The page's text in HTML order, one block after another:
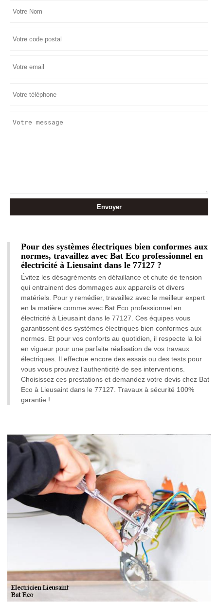
Pour des systèmes électriques bien conformes aux
normes, travaillez avec Bat Eco professionnel en
électricité à Lieusaint dans le 77127 ?
Évitez les désagréments en défaillance et chute de tension
qui entrainent des dommages aux appareils et divers
matériels. Pour y remédier, travaillez avec le meilleur expert
en la matière comme avec Bat Eco professionnel en
électricité à Lieusaint dans le 77127. Ces équipes vous
garantissent des systèmes électriques bien conformes aux
normes. Et pour vos conforts au quotidien, il respecte la loi
en vigueur pour une parfaite réalisation de vos travaux
électriques. Il effectue encore des essais ou des tests pour
vous vous prouvez l’authenticité de ses interventions.
Choisissez ces prestations et demandez votre devis chez Bat
Eco à Lieusaint dans le 77127. Travaux à sécurité 100%
garantie !